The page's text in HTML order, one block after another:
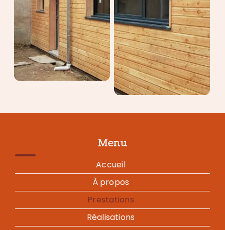
Menu
Accueil
À propos
Prestations
Réalisations